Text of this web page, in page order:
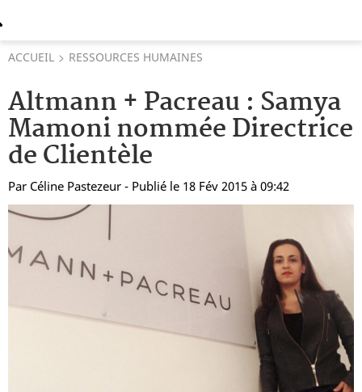
ACCUEIL RESSOURCES HUMAINES
Altmann + Pacreau : Samya
Mamoni nommée Directrice
de Clientèle
Par Céline Pastezeur - Publié le 18 Fév 2015 à 09:42